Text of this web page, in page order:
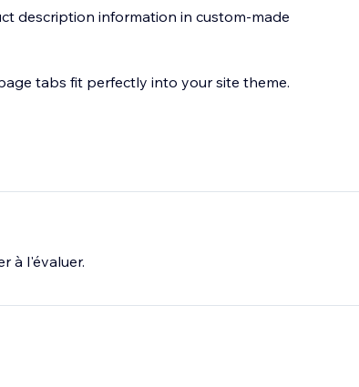
description information in custom-made
tabs fit perfectly into your site theme.
à l'évaluer.